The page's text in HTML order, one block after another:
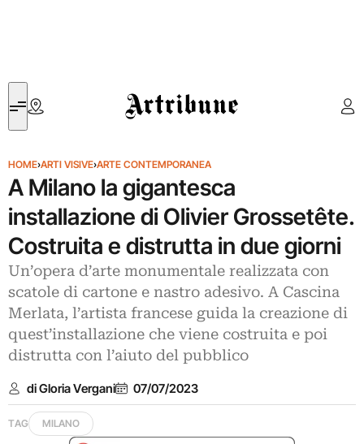
Artribune
HOME›ARTI VISIVE›ARTE CONTEMPORANEA
A Milano la gigantesca
installazione di Olivier Grossetête.
Costruita e distrutta in due giorni
Un’opera d’arte monumentale realizzata con
scatole di cartone e nastro adesivo. A Cascina
Merlata, l’artista francese guida la creazione di
quest’installazione che viene costruita e poi
distrutta con l’aiuto del pubblico
di Gloria Vergani 07/07/2023
TAG MILANO